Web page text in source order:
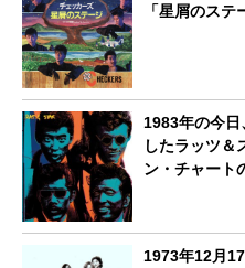
「星屑のス
1983年の今
したラッツ＆
ン・チャート
1973年12月